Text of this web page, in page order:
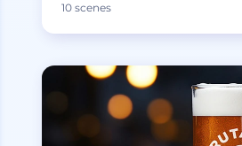
10 scenes